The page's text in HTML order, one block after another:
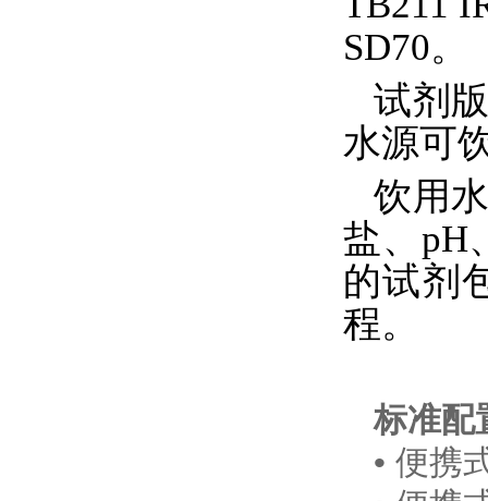
SD70。
试剂
水源可
饮用
盐、pH
的试剂
程。
标准配
• 便携